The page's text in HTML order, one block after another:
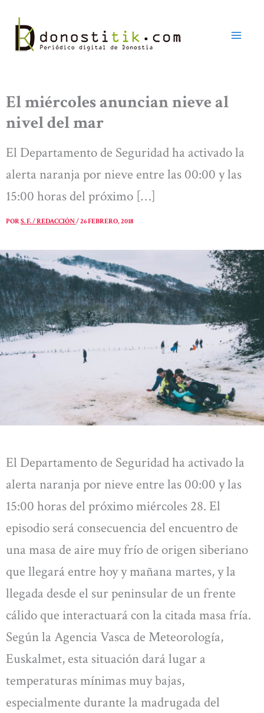
contenido
El miércoles anuncian nieve al
nivel del mar
El Departamento de Seguridad ha activado la
alerta naranja por nieve entre las 00:00 y las
15:00 horas del próximo […]
PORS. F. / REDACCIÓN/26 FEBRERO, 2018
El Departamento de Seguridad ha activado la
alerta naranja por nieve entre las 00:00 y las
15:00 horas del próximo miércoles 28. El
episodio será consecuencia del encuentro de
una masa de aire muy frío de origen siberiano
que llegará entre hoy y mañana martes, y la
llegada desde el sur peninsular de un frente
cálido que interactuará con la citada masa fría.
Según la Agencia Vasca de Meteorología,
Euskalmet, esta situación dará lugar a
temperaturas mínimas muy bajas,
especialmente durante la madrugada del